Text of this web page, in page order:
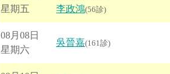
星期五
李政鴻(56診)
08月08日
星期六
吳晉嘉(161診)